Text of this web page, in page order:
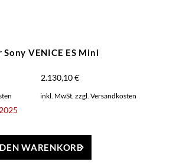
VENICE ES Mini
2.130,10 €
inkl. MwSt. zzgl. Versandkosten
WARENKORB